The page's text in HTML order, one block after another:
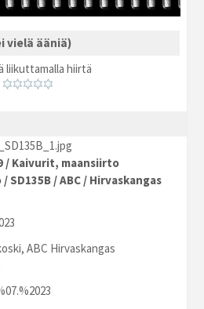
vielä ääniä)
liikuttamalla hiirtä
/ Kaivurit, maansiirto
/SD135B /ABC / Hirvaskangas
ABC Hirvaskangas